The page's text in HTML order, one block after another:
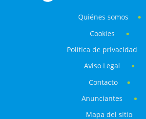
Quiénes somos
Cookies
Política de privacidad
Aviso Legal
Contacto
Anunciantes
Mapa del sitio